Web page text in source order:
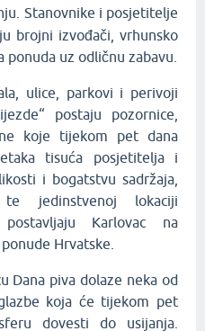
Stanovnike i posjetitelje
brojni izvođači, vrhunsko
uz odličnu zabavu.
ulice, parkovi i perivoji
postaju pozornice,
koje tijekom pet dana
tisuća posjetitelja i
i bogatstvu sadržaja,
te jedinstvenoj lokaciji
Karlovac na
Hrvatske.
Dana piva dolaze neka od
koja će tijekom pet
dovesti do usijanja.